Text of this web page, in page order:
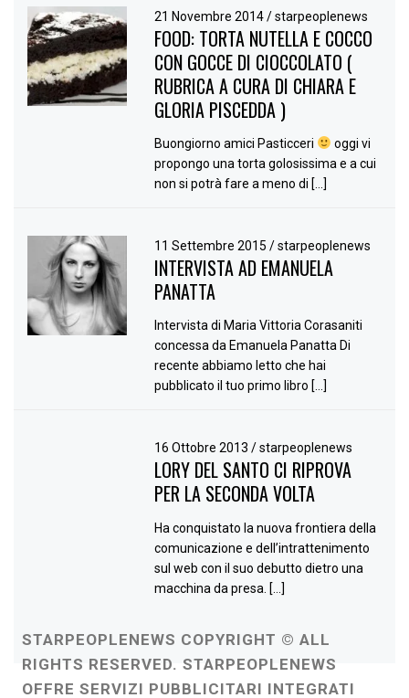
21 Novembre 2014/ starpeoplenews
FOOD: TORTA NUTELLA E COCCO
CON GOCCE DI CIOCCOLATO (
RUBRICA A CURA DI CHIARA E
GLORIA PISCEDDA )
Buongiorno amici Pasticceri
oggi vi
propongo una torta golosissima e a cui
non si potrà fare a meno di […]
11 Settembre 2015/ starpeoplenews
INTERVISTA AD EMANUELA
PANATTA
Intervista di Maria Vittoria Corasaniti
concessa da Emanuela Panatta Di
recente abbiamo letto che hai
pubblicato il tuo primo libro […]
16 Ottobre 2013/ starpeoplenews
LORY DEL SANTO CI RIPROVA
PER LA SECONDA VOLTA
Ha conquistato la nuova frontiera della
comunicazione e dell’intrattenimento
sul web con il suo debutto dietro una
macchina da presa. […]
STARPEOPLENEWS COPYRIGHT © ALL
RIGHTS RESERVED. STARPEOPLENEWS
OFFRE SERVIZI PUBBLICITARI INTEGRATI